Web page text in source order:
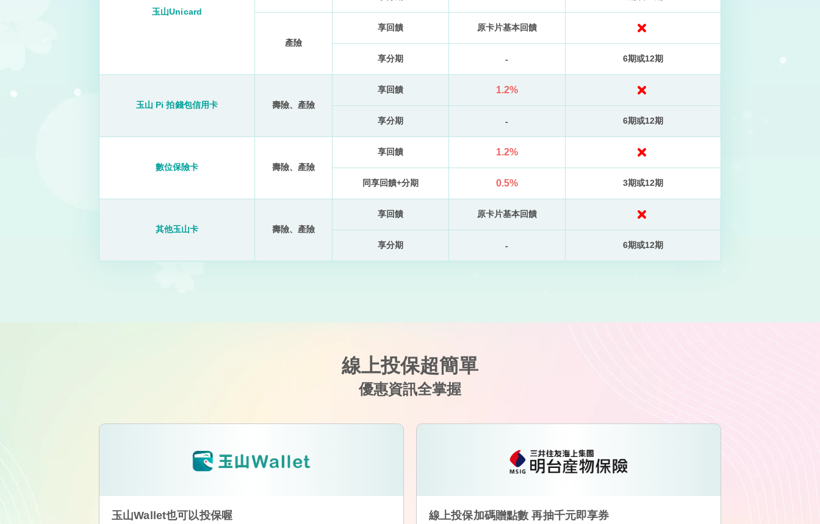
玉山Unicard
產險
享回饋 原卡片基本回饋
享分期 - 6期或12期
玉山 Pi 拍錢包信用卡 壽險、產險
享回饋 1.2%
享分期 - 6期或12期
數位保險卡 壽險、產險
享回饋 1.2%
同享回饋+分期 0.5% 3期或12期
其他玉山卡 壽險、產險
享回饋 原卡片基本回饋
享分期 - 6期或12期
線上投保超簡單
優惠資訊全掌握
玉山Wallet也可以投保喔 線上投保加碼贈點數 再抽千元即享券